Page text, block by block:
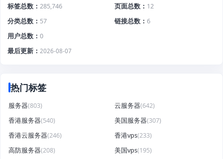
标签总数
285,746 页面总数
12
分类总数
57 链接总数
6
用户总数
0
最后更新
2026-08-07
热门标签
服务器(803) 云服务器(642)
香港服务器(540) 美国服务器(307)
香港云服务器(246) 香港vps(233)
高防服务器(208) 美国vps(195)